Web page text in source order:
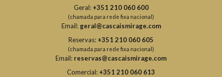
Geral: +351 210 060 600
(chamada para rede fixa nacional)
Email: geral@cascaismirage.com
Reservas: +351 210 060 605
(chamada para rede fixa nacional)
Email: reservas@cascaismirage.com
Comercial: +351 210 060 613